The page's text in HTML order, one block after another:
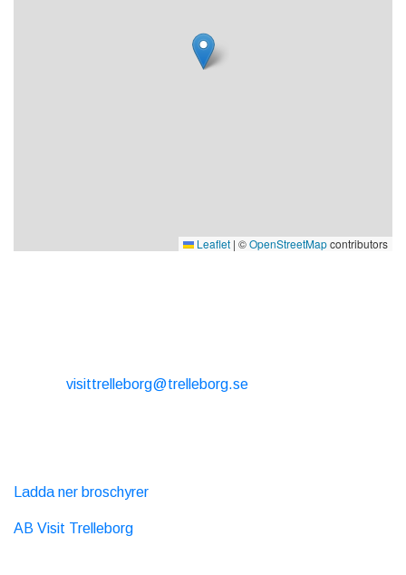
Leaflet | ©OpenStreetMapcontributors
visittrelleborg@trelleborg.se
Ladda ner broschyrer
AB Visit Trelleborg